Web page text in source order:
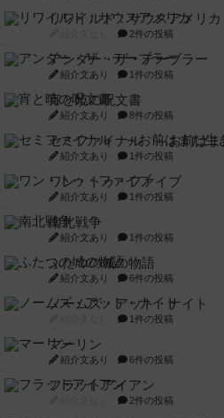
リワイルド：サウスアメリカ
2件の投稿
アンダー・ザ・テーブラー
紹介文あり 1件の投稿
宵と暁の呪文書
紹介文あり 8件の投稿
セミファイナル ～お前はま
紹介文あり 1件の投稿
ワン・トゥ・ファイブ
紹介文あり 1件の投稿
南北戦争
紹介文あり 1件の投稿
ふたつの城の物語
紹介文あり 6件の投稿
ノームズ・アット・ナイト
1件の投稿
マーリン
紹介文あり 6件の投稿
フラットアイアン
2件の投稿